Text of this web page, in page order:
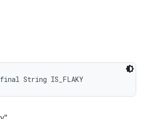
String IS_FLAKY